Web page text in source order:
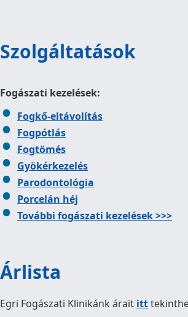
Szolgáltatások
Fogászati kezelések:
Fogkő-eltávolítás
Fogpótlás
Fogtömés
Gyökérkezelés
Parodontológia
Porcelán héj
További fogászati kezelések >>>
Árlista
Egri Fogászati Klinikánk árait itt